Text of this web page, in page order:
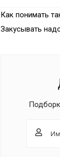
Как понимать
Закусывать